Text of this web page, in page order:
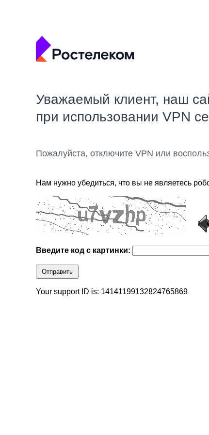
Уважаемый клиент, наш
при использовании VPN
Пожалуйста, отключите VPN или
Нам нужно убедиться, что вы не являетесь
Введите код с картинки:
Отправить
Your support ID is: 14141199132824765869